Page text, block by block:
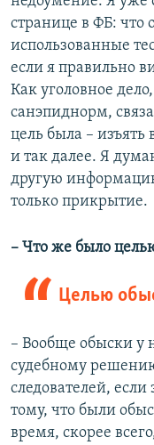
странице в ФБ: что
использованные
если я правильно
Как уголовное
санэпиднорм,
цель была – изъять
и так далее. Я
другую
только прикрытие.
–​ Что же было
Целью
– Вообще обыски у
судебному
следователей,
тому, что были
время, скорее